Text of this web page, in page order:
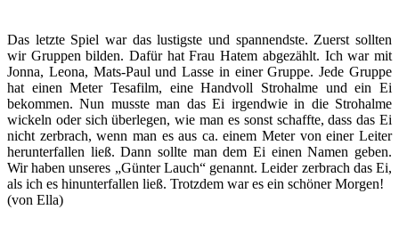
Das letzte Spiel war das lustigste und spannendste. Zuerst sollten
wir Gruppen bilden. Dafür hat Frau Hatem abgezählt. Ich war mit
Jonna, Leona, Mats-Paul und Lasse in einer Gruppe. Jede Gruppe
hat einen Meter Tesafilm, eine Handvoll Strohalme und ein Ei
bekommen. Nun musste man das Ei irgendwie in die Strohalme
wickeln oder sich überlegen, wie man es sonst schaffte, dass das Ei
nicht zerbrach, wenn man es aus ca. einem Meter von einer Leiter
herunterfallen ließ. Dann sollte man dem Ei einen Namen geben.
Wir haben unseres „Günter Lauch“ genannt. Leider zerbrach das Ei,
als ich es hinunterfallen ließ. Trotzdem war es ein schöner Morgen!
(von Ella)